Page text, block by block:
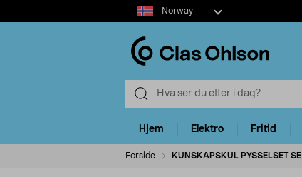
Select
market
Norway
Hjem Elektro Fritid
Forside KUNSKAPSKUL PYSSELSET SE